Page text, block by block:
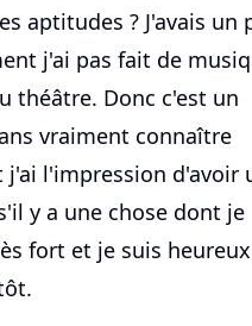
aptitudes ? J'avais un
j'ai pas fait de
théâtre. Donc c'est un
vraiment connaître
j'ai l'impression d'avoir
y a une chose dont je
fort et je suis